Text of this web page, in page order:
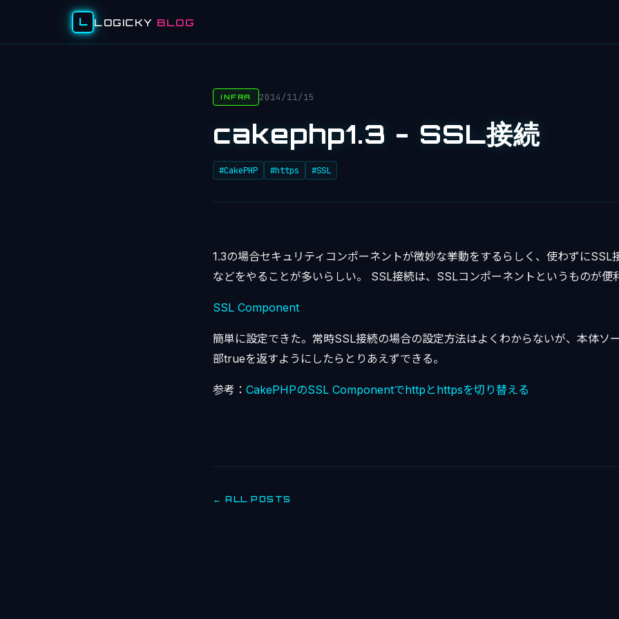
L LOGICKY BLOG
INFRA 2014/11/15
cakephp1.3 - SSL接続
#CakePHP #https #SSL
1.3の場合セキュリティコンポーネントが微妙な挙動をするらしく、使わずにSSL
などをやることが多いらしい。 SSL接続は、SSLコンポーネントというものが便
SSL Component
簡単に設定できた。常時SSL接続の場合の設定方法はよくわからないが、本体ソ
部trueを返すようにしたらとりあえずできる。
参考： CakePHPのSSL Componentでhttpとhttpsを切り替える
← ALL POSTS